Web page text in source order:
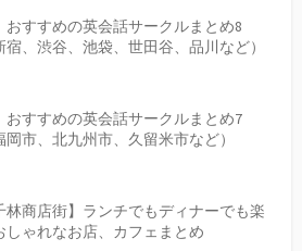
おすすめの英会話サークルまとめ8
宿、渋谷、池袋、世田谷、品川など）
おすすめの英会話サークルまとめ7
岡市、北九州市、久留米市など）
林商店街】ランチでもディナーでも楽
しゃれなお店、カフェまとめ